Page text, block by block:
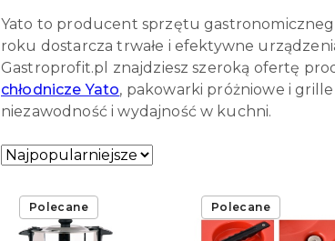
Yato to producent sprzętu
roku dostarcza trwałe i efektywne
Gastroprofit.pl znajdziesz szeroką ofertę
chłodnicze Yato, pakowarki próżniowe i
niezawodność i wydajność w kuchni.
Zastosowano
Najpopularniejsze.
Sortuj
Polecane Polecane